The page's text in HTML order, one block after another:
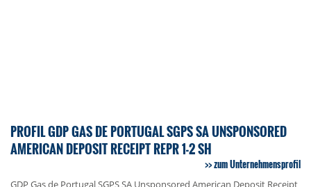
PROFIL GDP GAS DE PORTUGAL SGPS SA UNSPONSORED
AMERICAN DEPOSIT RECEIPT REPR 1-2 SH
zum Unternehmensprofil
GDP Gas de Portugal SGPS SA Unsponsored American Deposit Receipt